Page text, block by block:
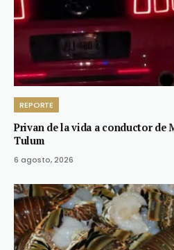
REPORTE
Privan de la vida a conductor de
Tulum
6 agosto, 2026